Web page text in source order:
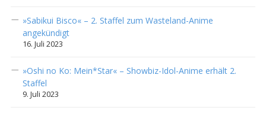
»Sabikui Bisco« – 2. Staffel zum Wasteland-Anime
angekündigt
16. Juli 2023
»Oshi no Ko: Mein*Star« – Showbiz-Idol-Anime erhält 2.
Staffel
9. Juli 2023